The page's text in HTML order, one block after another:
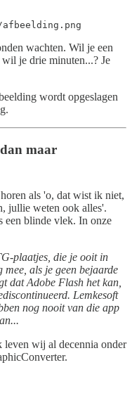
wachten. Wil je een
je drie minuten...? Je
wordt opgeslagen
maar
als 'o, dat wist ik niet,
jullie weten ook alles'.
een blinde vlek. In onze
plaatjes, die je ooit in
als je geen bejaarde
dat Adobe Flash het kan,
Lemkesoft
nog nooit van die app
wij al decennia onder